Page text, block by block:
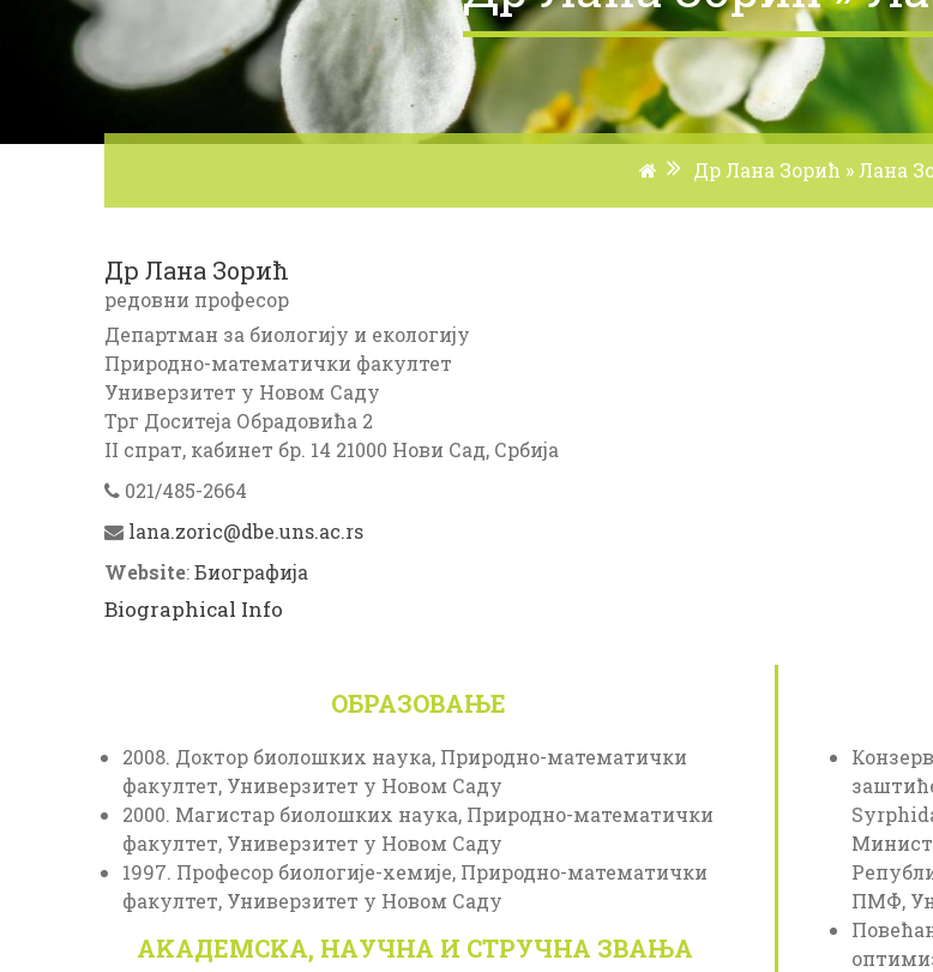
Др Лана Зорић » Лана
Др Лана Зорић
редовни професор
Департман за биологију и екологију
Природно-математички факултет
Универзитет у Новом Саду
Трг Доситеја Обрадовића 2
II спрат, кабинет бр. 14 21000 Нови Сад, Србија
021/485-2664
lana.zoric@dbe.uns.ac.rs
Website:Биографија
Biographical Info
ОБРАЗОВАЊЕ
2008. Доктор биолошких наука, Природно-математички
факултет, Универзитет у Новом Саду
2000. Магистар биолошких наука, Природно-математички
факултет, Универзитет у Новом Саду
1997. Професор биологије-хемије, Природно-математички
факултет, Универзитет у Новом Саду
АKАДЕМСKА, НАУЧНА И СТРУЧНА ЗВАЊА
ПМФ,